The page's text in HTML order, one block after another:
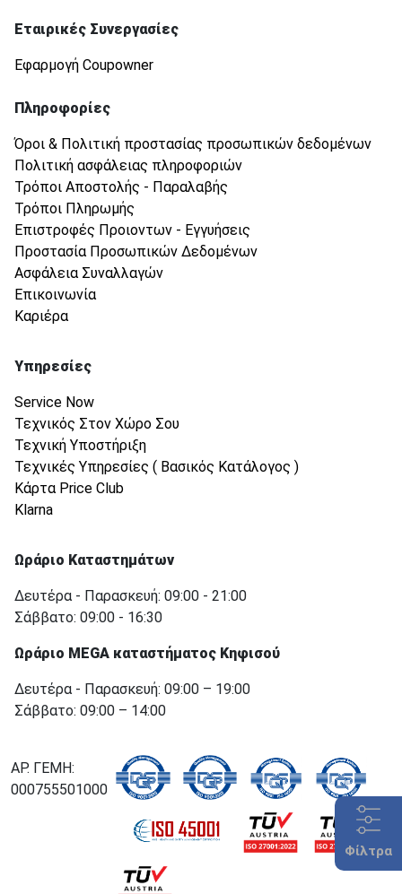
Φίλτρα
Εταιρικές Συνεργασίες
Εφαρμογή Coupowner
Πληροφορίες
Όροι & Πολιτική προστασίας προσωπικών δεδομένων
Πολιτική ασφάλειας πληροφοριών
Τρόποι Αποστολής - Παραλαβής
Τρόποι Πληρωμής
Επιστροφές Προιοντων - Εγγυήσεις
Προστασία Προσωπικών Δεδομένων
Ασφάλεια Συναλλαγών
Επικοινωνία
Καριέρα
Υπηρεσίες
Service Now
Τεχνικός Στον Χώρο Σου
Τεχνική Υποστήριξη
Τεχνικές Υπηρεσίες ( Βασικός Κατάλογος )
Κάρτα Price Club
Klarna
Ωράριο Καταστημάτων
Δευτέρα - Παρασκευή: 09:00 - 21:00
Σάββατο: 09:00 - 16:30
Ωράριο MEGA καταστήματος Κηφισού
Δευτέρα - Παρασκευή: 09:00 – 19:00
Σάββατο: 09:00 – 14:00
ΑΡ. ΓΕΜΗ:
000755501000